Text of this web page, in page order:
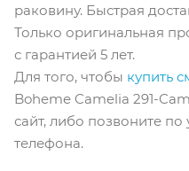
раковину. Быстрая
Только оригинальная
с гарантией 5 лет.
Для того, чтобы купить
Boheme Camelia 291-
сайт, либо позвоните
телефона.